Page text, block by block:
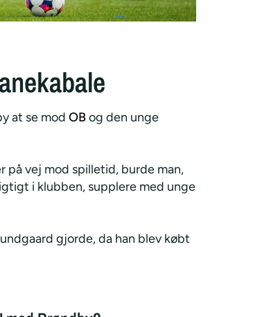
at se mod OBog den unge
på vej mod spilletid, burde man,
i klubben, supplere med unge
gjorde, da han blev købt